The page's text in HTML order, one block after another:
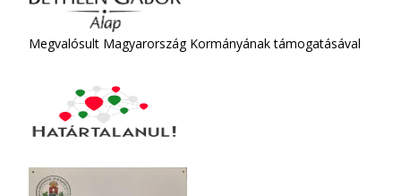
Megvalósult Magyarország Kormányának támogatásával